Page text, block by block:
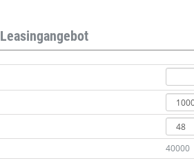
Leasingangebot
40000